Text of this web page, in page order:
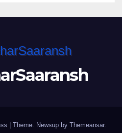
| Theme: Newsup by Themeansar.